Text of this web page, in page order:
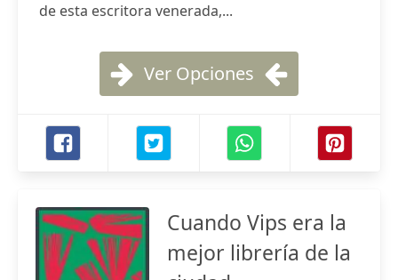
de esta escritora venerada,...
Ver Opciones
Cuando Vips era la
mejor librería de la